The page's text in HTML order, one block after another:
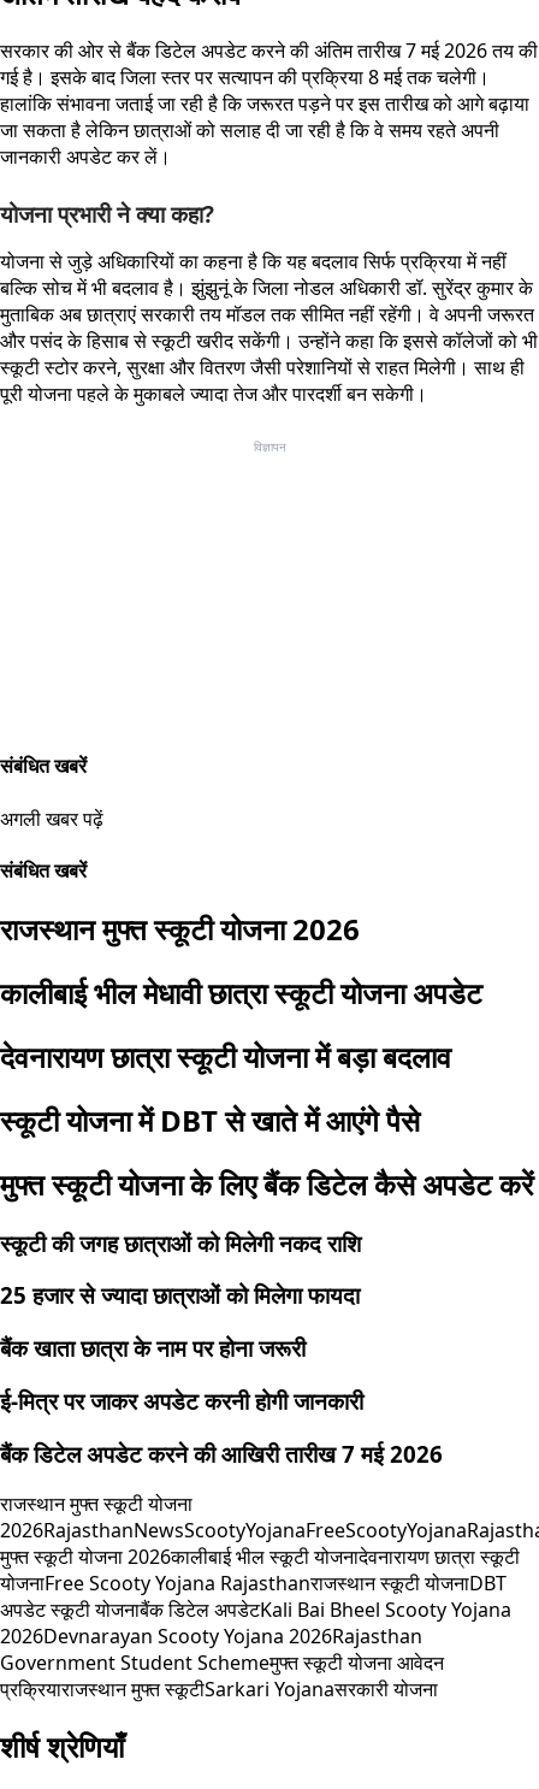
सरकार की ओर से बैंक डिटेल अपडेट करने की अंतिम तारीख 7 मई 2026 तय की
गई है। इसके बाद जिला स्तर पर सत्यापन की प्रक्रिया 8 मई तक चलेगी।
हालांकि संभावना जताई जा रही है कि जरूरत पड़ने पर इस तारीख को आगे बढ़ाया
जा सकता है लेकिन छात्राओं को सलाह दी जा रही है कि वे समय रहते अपनी
जानकारी अपडेट कर लें।
योजना प्रभारी ने क्या कहा?
योजना से जुड़े अधिकारियों का कहना है कि यह बदलाव सिर्फ प्रक्रिया में नहीं
बल्कि सोच में भी बदलाव है। झुंझुनूं के जिला नोडल अधिकारी डॉ. सुरेंद्र कुमार के
मुताबिक अब छात्राएं सरकारी तय मॉडल तक सीमित नहीं रहेंगी। वे अपनी जरूरत
और पसंद के हिसाब से स्कूटी खरीद सकेंगी। उन्होंने कहा कि इससे कॉलेजों को भी
स्कूटी स्टोर करने, सुरक्षा और वितरण जैसी परेशानियों से राहत मिलेगी। साथ ही
पूरी योजना पहले के मुकाबले ज्यादा तेज और पारदर्शी बन सकेगी।
विज्ञापन
संबंधित खबरें
अगली खबर पढ़ें
संबंधित खबरें
राजस्थान मुफ्त स्कूटी योजना 2026
कालीबाई भील मेधावी छात्रा स्कूटी योजना अपडेट
देवनारायण छात्रा स्कूटी योजना में बड़ा बदलाव
स्कूटी योजना में DBT से खाते में आएंगे पैसे
मुफ्त स्कूटी योजना के लिए बैंक डिटेल कैसे अपडेट करें
स्कूटी की जगह छात्राओं को मिलेगी नकद राशि
25 हजार से ज्यादा छात्राओं को मिलेगा फायदा
बैंक खाता छात्रा के नाम पर होना जरूरी
ई-मित्र पर जाकर अपडेट करनी होगी जानकारी
बैंक डिटेल अपडेट करने की आखिरी तारीख 7 मई 2026
राजस्थान मुफ्त स्कूटी योजना
2026RajasthanNewsScootyYojanaFreeScootyYojana
मुफ्त स्कूटी योजना 2026कालीबाई भील स्कूटी योजनादेवनारायण छात्रा स्कूटी
योजनाFree Scooty Yojana Rajasthanराजस्थान स्कूटी योजनाDBT
अपडेट स्कूटी योजनाबैंक डिटेल अपडेटKali Bai Bheel Scooty Yojana
2026Devnarayan Scooty Yojana 2026Rajasthan
Government Student Schemeमुफ्त स्कूटी योजना आवेदन
प्रक्रियाराजस्थान मुफ्त स्कूटीSarkari Yojanaसरकारी योजना
शीर्ष श्रेणियाँ